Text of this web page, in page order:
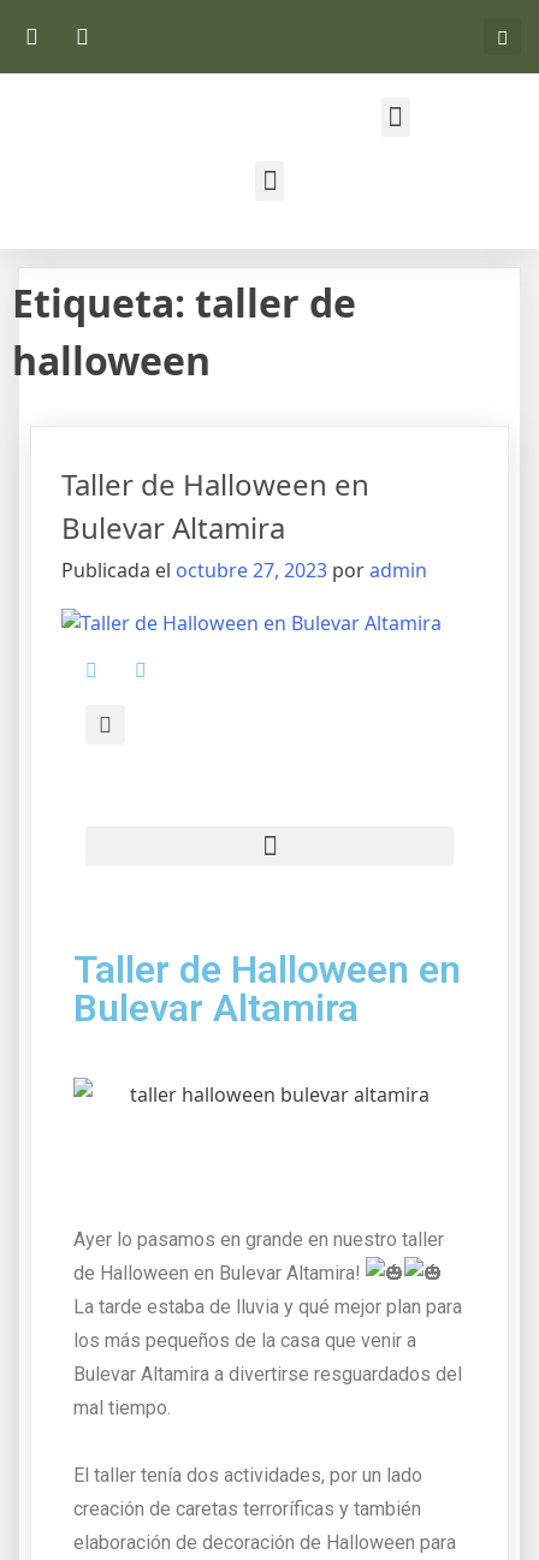
Etiqueta: taller de
halloween
Taller de Halloween en
Bulevar Altamira
Publicada el octubre 27, 2023 poradmin
Taller de Halloween en
Bulevar Altamira
Ayer lo pasamos en grande en nuestro taller
de Halloween en Bulevar Altamira!
La tarde estaba de lluvia y qué mejor plan para
los más pequeños de la casa que venir a
Bulevar Altamira a divertirse resguardados del
mal tiempo.
El taller tenía dos actividades, por un lado
creación de caretas terroríficas y también
elaboración de decoración de Halloween para